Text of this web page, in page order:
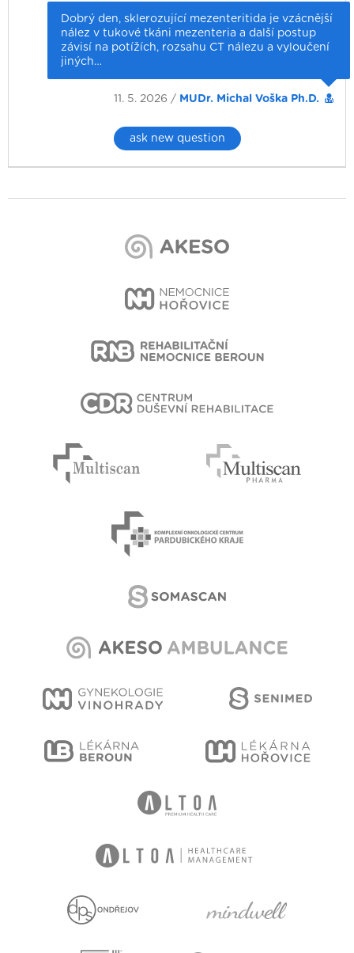
Dobrý den, sklerozující mezenteritida je vzácnější
nález v tukové tkáni mezenteria a další postup
závisí na potížích, rozsahu CT nálezu a vyloučení
jiných…
11. 5. 2026 / MUDr. Michal Voška Ph.D.
ask new question